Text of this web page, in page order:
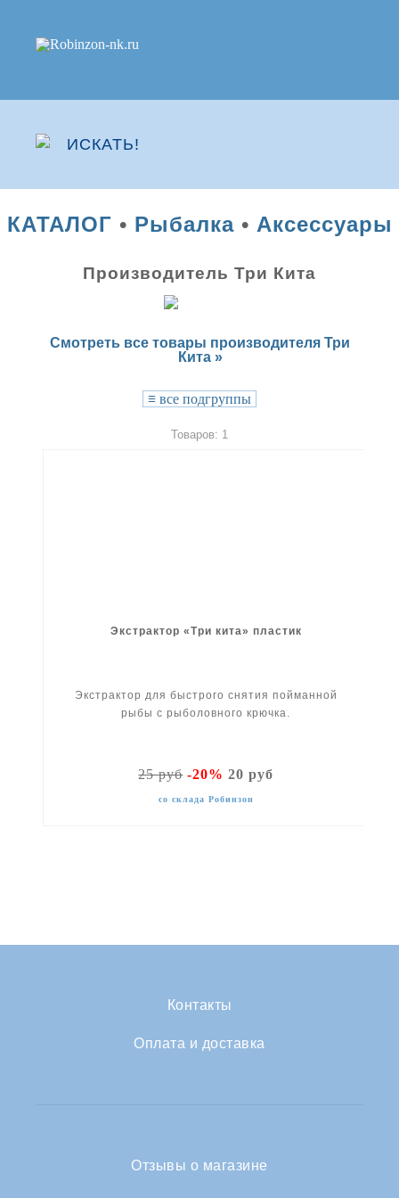
КАТАЛОГ • Рыбалка• Аксессуары
Производитель Три Кита
Смотреть все товары производителя Три
Кита »
≡ все подгруппы
Товаров: 1
Экстрактор «Три кита» пластик
Экстрактор для быстрого снятия пойманной
рыбы с рыболовного крючка.
25 руб-20% 20 руб
со склада Робинзон
Контакты
Оплата и доставка
Отзывы о магазине